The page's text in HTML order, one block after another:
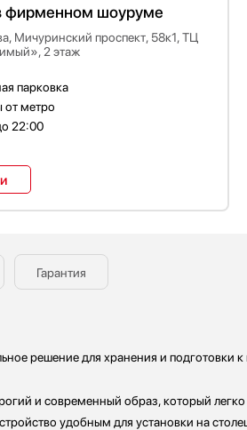
фирменном шоуруме
Мичуринский проспект, 58к1, ТЦ
2 этаж
парковка
от метро
22:00
Гарантия
решение для хранения и подготовки к
и современный образ, который
удобным для установки на